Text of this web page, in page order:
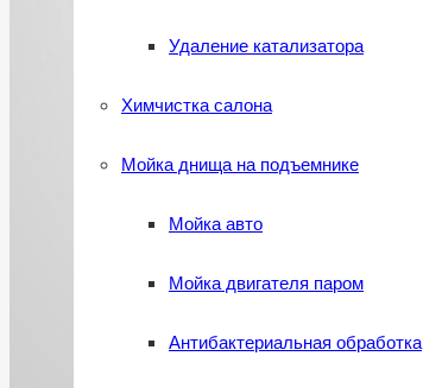
Удаление катализатора
Химчистка салона
Мойка днища на подъемнике
Мойка авто
Мойка двигателя паром
Антибактериальная обработка